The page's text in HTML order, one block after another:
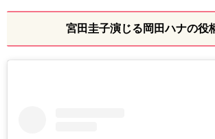
宮田圭子演じる岡田ハナの役